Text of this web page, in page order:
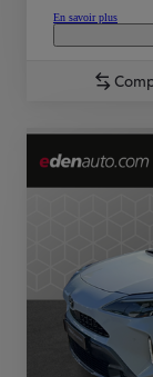
En savoir plus